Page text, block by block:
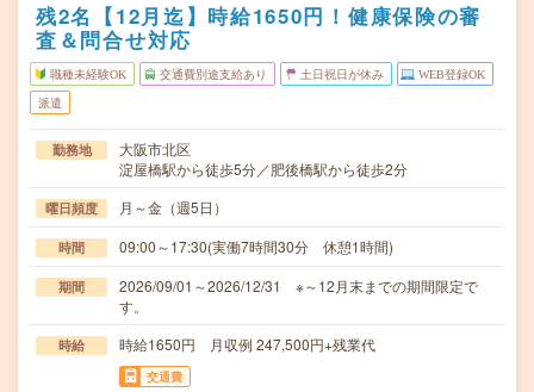
残2名【12月迄】時給1650円！健康保険の審
査＆問合せ対応
職種未経験OK 交通費別途支給あり 土日祝日が休み WEB登録OK
派遣
勤務地
大阪市北区
淀屋橋駅から徒歩5分／肥後橋駅から徒歩2分
曜日頻度 月～金（週5日）
時間 09:00～17:30(実働7時間30分 休憩1時間)
期間
2026/09/01～2026/12/31 ※～12月末までの期間限定で
す。
時給 時給1650円 月収例 247,500円+残業代
交通費